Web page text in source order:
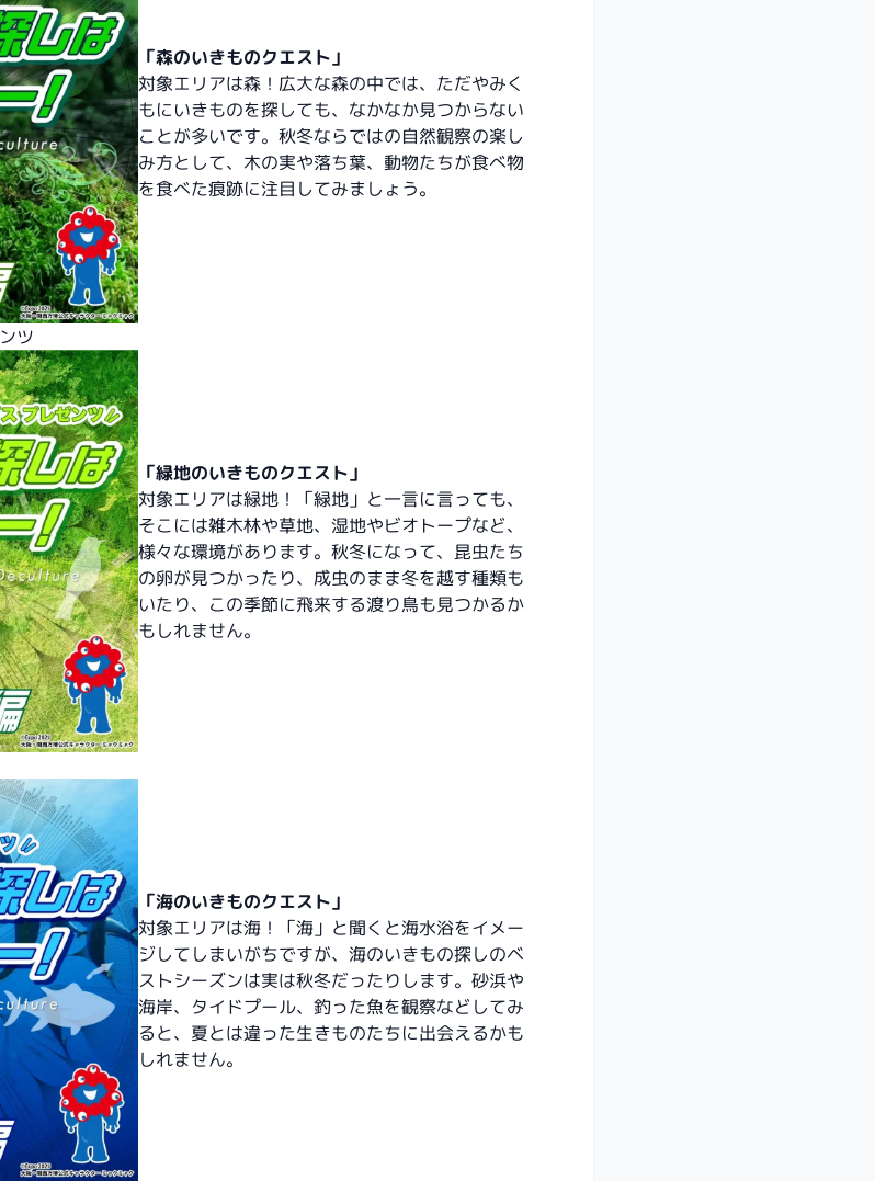
「森のいきものクエスト」
対象エリアは森！広大な森の中では、ただやみく
もにいきものを探しても、なかなか見つからない
ことが多いです。秋冬ならではの自然観察の楽し
み方として、木の実や落ち葉、動物たちが食べ物
を食べた痕跡に注目してみましょう。
ツ
「緑地のいきものクエスト」
対象エリアは緑地！「緑地」と一言に言っても、
そこには雑木林や草地、湿地やビオトープなど、
様々な環境があります。秋冬になって、昆虫たち
の卵が見つかったり、成虫のまま冬を越す種類も
いたり、この季節に飛来する渡り鳥も見つかるか
もしれません。
「海のいきものクエスト」
対象エリアは海！「海」と聞くと海水浴をイメー
ジしてしまいがちですが、海のいきもの探しのベ
ストシーズンは実は秋冬だったりします。砂浜や
海岸、タイドプール、釣った魚を観察などしてみ
ると、夏とは違った生きものたちに出会えるかも
しれません。